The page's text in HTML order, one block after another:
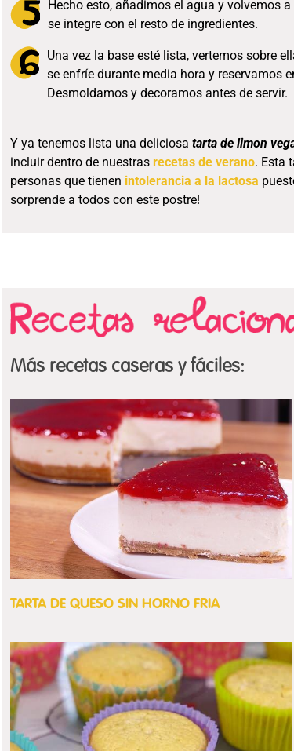
Hecho esto, añadimos el agua y volvemos
se integre con el resto de ingredientes.
Una vez la base esté lista, vertemos sobre
se enfríe durante media hora y reservamos
Desmoldamos y decoramos antes de servir.
Y ya tenemos lista una deliciosa tarta de limon
incluir dentro de nuestras recetas de verano. Esta
personas que tienen intolerancia a la lactosa
sorprende a todos con este postre!
Más recetas caseras y fáciles:
TARTA DE QUESO SIN HORNO FRIA